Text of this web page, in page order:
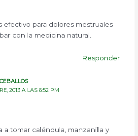
efectivo para dolores mestruales
con la medicina natural.
Responder
2013 A LAS 6:52 PM
a tomar caléndula, manzanilla y